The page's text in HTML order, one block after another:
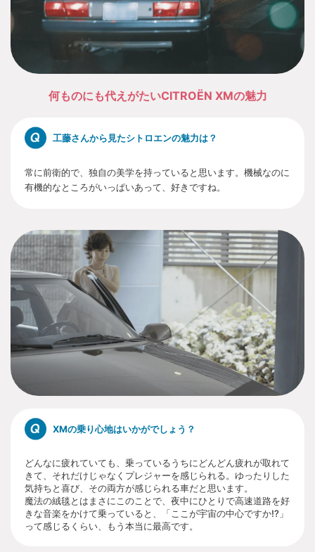
何ものにも代えがたいCITROËN XMの魅力
工藤さんから見たシトロエンの魅力は？
常に前衛的で、独自の美学を持っていると思います。機械なのに
有機的なところがいっぱいあって、好きですね。
XMの乗り心地はいかがでしょう？
どんなに疲れていても、乗っているうちにどんどん疲れが取れて
きて、それだけじゃなくプレジャーを感じられる。ゆったりした
気持ちと喜び、その両方が感じられる車だと思います。
魔法の絨毯とはまさにこのことで、夜中にひとりで高速道路を好
きな音楽をかけて乗っていると、「ここが宇宙の中心ですか!?」
って感じるくらい、もう本当に最高です。